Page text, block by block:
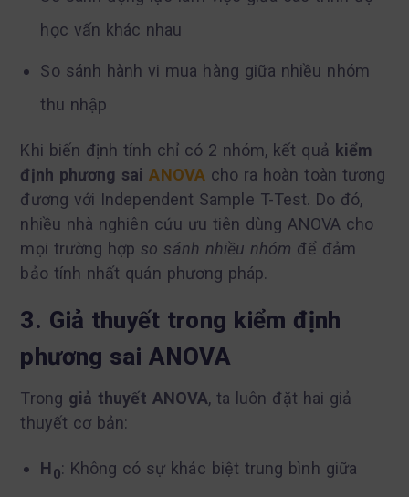
học vấn khác nhau
So sánh hành vi mua hàng giữa nhiều nhóm
thu nhập
Khi biến định tính chỉ có 2 nhóm, kết quả kiểm
định phương saiANOVAcho ra hoàn toàn tương
đương với Independent Sample T-Test. Do đó,
nhiều nhà nghiên cứu ưu tiên dùng ANOVA cho
mọi trường hợp so sánh nhiều nhóm để đảm
bảo tính nhất quán phương pháp.
3. Giả thuyết trong kiểm định
phương sai ANOVA
Trong giả thuyết ANOVA, ta luôn đặt hai giả
thuyết cơ bản:
H0: Không có sự khác biệt trung bình giữa